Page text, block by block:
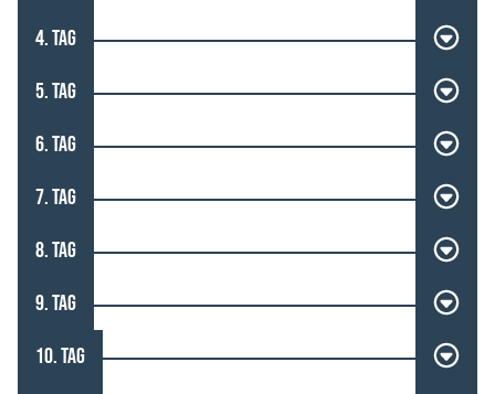
4. TAG
5. TAG
6. TAG
7. TAG
8. TAG
9. TAG
10. TAG